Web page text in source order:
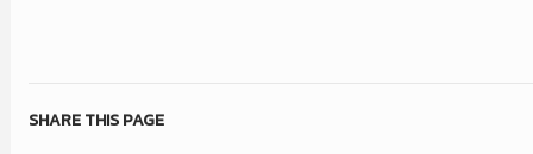
SHARE THIS PAGE